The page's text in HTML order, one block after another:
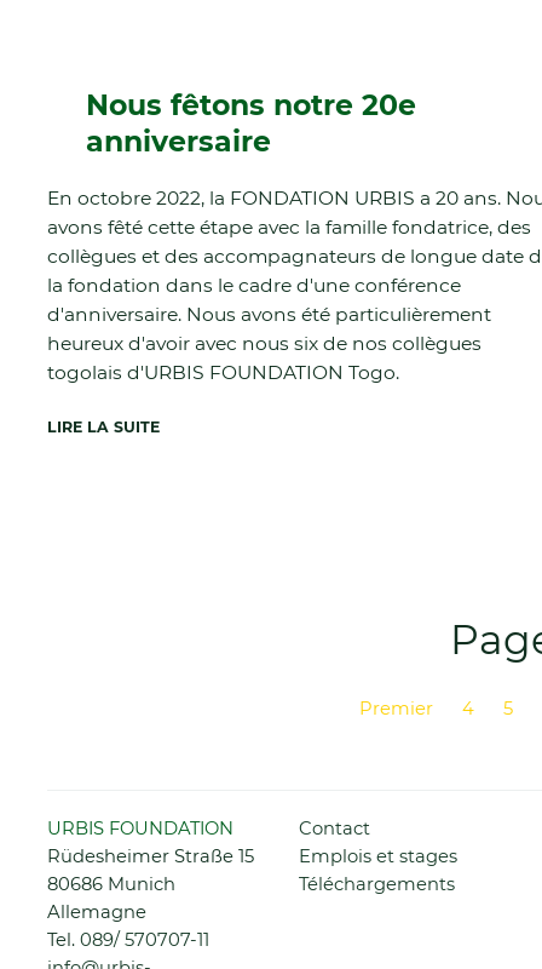
Nous fêtons notre 20e
anniversaire
En octobre 2022, la FONDATION URBIS a 20 ans.
avons fêté cette étape avec la famille fondatrice, des
collègues et des accompagnateurs de longue date
la fondation dans le cadre d'une conférence
d'anniversaire. Nous avons été particulièrement
heureux d'avoir avec nous six de nos collègues
togolais d'URBIS FOUNDATION Togo.
LIRE LA SUITE
Premier
4 5
URBIS FOUNDATION
Rüdesheimer Straße 15
80686 Munich
Allemagne
Tel.089/ 570707-11
Aller
au
contenu
Contact
Emplois et stages
Téléchargements